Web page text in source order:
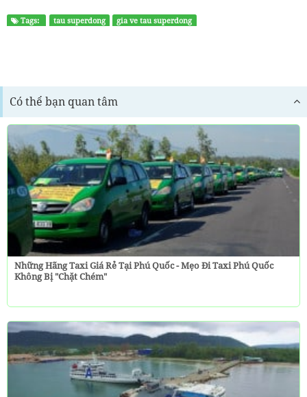
Tags: tau superdong gia ve tau superdong
Có thể bạn quan tâm
Những Hãng Taxi Giá Rẻ Tại Phú Quốc - Mẹo Đi Taxi Phú Quốc
Không Bị "chặt Chém"